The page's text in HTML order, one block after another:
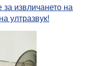
за извличането на
ултразвук!